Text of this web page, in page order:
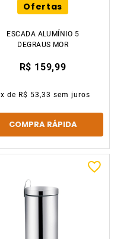
Ofertas
ESCADA ALUMÍNIO 5
DEGRAUS MOR
R$ 159,99
x de R$ 53,33 sem juros
COMPRA RÁPIDA